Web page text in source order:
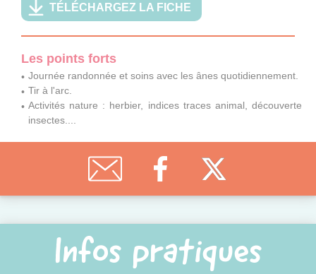
TÉLÉCHARGEZ LA FICHE
Les points forts
Journée randonnée et soins avec les ânes quotidiennement.
Tir à l'arc.
Activités nature : herbier, indices traces animal, découverte
insectes....
Infos pratiques